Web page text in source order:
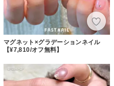
マグネット×グラデーションネイル
【¥7,810/オフ無料】